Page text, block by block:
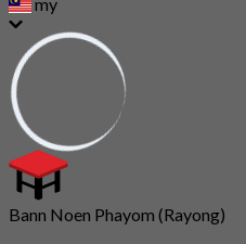
Bann Noen Phayom (Rayong)